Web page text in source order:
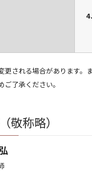
更される場合があります。
ご了承ください。
敬称略）